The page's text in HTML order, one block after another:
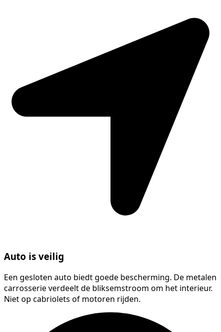
Auto is veilig
Een gesloten auto biedt goede bescherming. De metalen
carrosserie verdeelt de bliksemstroom om het interieur.
Niet op cabriolets of motoren rijden.